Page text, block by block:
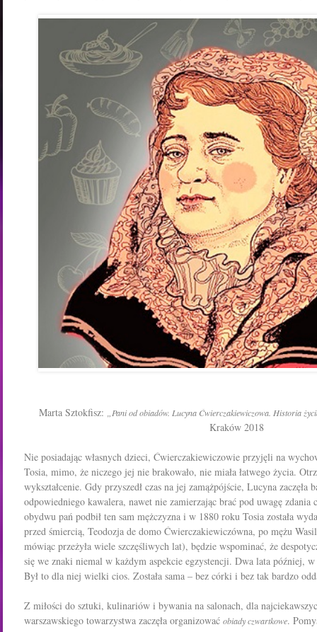
Marta Sztokfisz: „Pani od obiadów. Lucyna Ćwierczakiewiczowa. Historia
Kraków 2018
Nie posiadając własnych dzieci, Ćwierczakiewiczowie przyjęli na
Tosia, mimo, że niczego jej nie brakowało, nie miała łatwego życia.
wykształcenie. Gdy przyszedł czas na jej zamążpójście, Lucyna zaczęła
odpowiedniego kawalera, nawet nie zamierzając brać pod uwagę zdania
obydwu pań podbił ten sam mężczyzna i w 1880 roku Tosia została
przed śmiercią, Teodozja de domo Ćwierczakiewiczówna, po mężu
mówiąc przeżyła wiele szczęśliwych lat), będzie wspominać, że
się we znaki niemal w każdym aspekcie egzystencji. Dwa lata później,
Był to dla niej wielki cios. Została sama – bez córki i bez tak bardzo
Z miłości do sztuki, kulinariów i bywania na salonach, dla
warszawskiego towarzystwa zaczęła organizować obiady czwartkowe.